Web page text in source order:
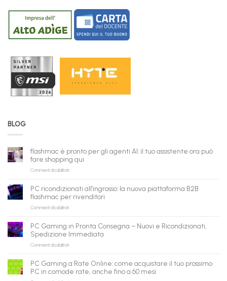
BLOG
flashmac è pronto per gli agenti AI: il tuo assistente ora può
fare shopping qui
Commenti disabilitatisu
pronto
per
gli
AI:
il
tuo
assistente
può
fare
shopping
PC ricondizionati all’ingrosso: la nuova piattaforma B2B
flashmac per rivenditori
Commenti disabilitatisu
ricondizionati
all’ingrosso:
la
nuova
B2B
flashmac
per
PC Gaming in Pronta Consegna – Nuovi e Ricondizionati,
Spedizione Immediata
Commenti disabilitatisu
Gaming
in
Pronta
PC Gaming a Rate Online: come acquistare il tuo prossimo
PC in comode rate, anche fino a 60 mesi